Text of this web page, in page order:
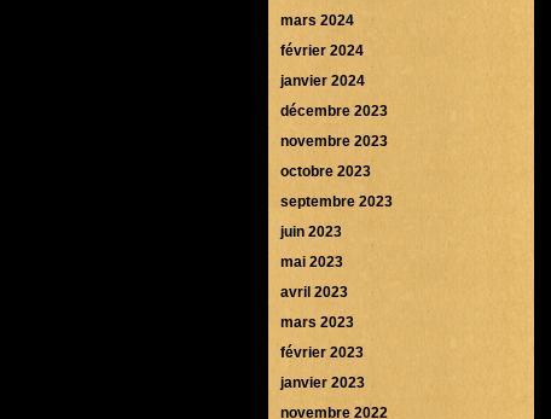
mars 2024
février 2024
janvier 2024
décembre 2023
novembre 2023
octobre 2023
septembre 2023
juin 2023
mai 2023
avril 2023
mars 2023
février 2023
janvier 2023
novembre 2022